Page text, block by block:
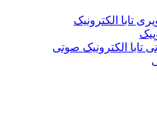
تابا الکترونیک
تابا الکترونیک صوتی